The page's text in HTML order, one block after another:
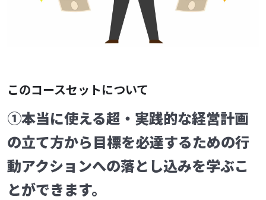
このコースセットについて
①本当に使える超・実践的な経営計画
の立て方から目標を必達するための行
動アクションへの落とし込みを学ぶこ
とができます。